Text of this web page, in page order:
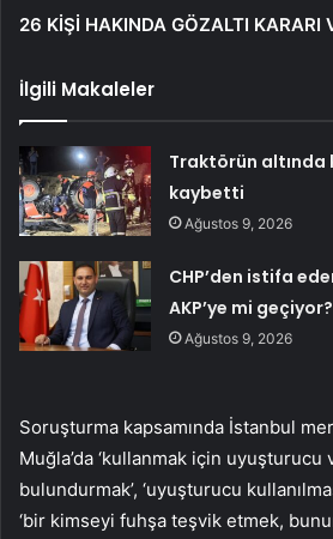
26 KİŞİ HAKINDA GÖZALTI KARARI
İlgili Makaleler
Traktörün altında
kaybetti
Ağustos 9, 2026
CHP’den istifa
AKP’ye mi geçiyor?
Ağustos 9, 2026
Soruşturma kapsamında İstanbul
Muğla’da ‘kullanmak için uyuşturucu
bulundurmak’, ‘uyuşturucu
‘bir kimseyi fuhşa teşvik etmek,